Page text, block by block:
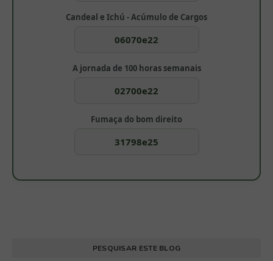
Candeal e Ichú - Acúmulo de Cargos
06070e22
A jornada de 100 horas semanais
02700e22
Fumaça do bom direito
31798e25
PESQUISAR ESTE BLOG